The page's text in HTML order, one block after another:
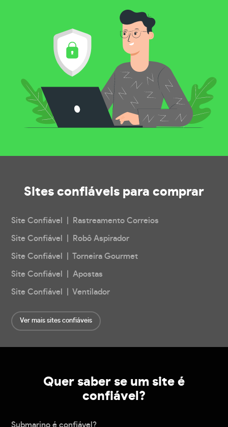
Sites confiáveis para comprar
Site Confiável | Rastreamento Correios
Site Confiável | Robô Aspirador
Site Confiável | Torneira Gourmet
Site Confiável | Apostas
Site Confiável | Ventilador
Ver mais sites confiáveis
Quer saber se um site é
confiável?
Submarino é confiável?